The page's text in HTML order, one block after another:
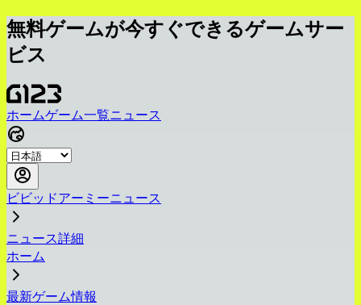
無料ゲームが今すぐできるゲームサー
ビス
ホームゲーム一覧ニュース
ビビッドアーミーニュース
ニュース詳細
ホーム
最新ゲーム情報